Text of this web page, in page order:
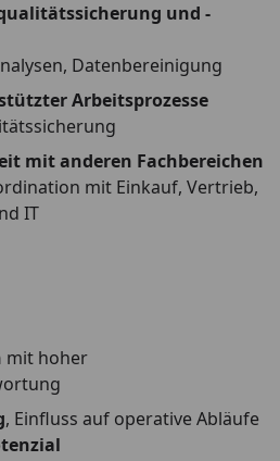
und -
Datenbereinigung
Arbeitsprozesse
mit anderen Fachbereichen
mit Einkauf, Vertrieb,
IT
mit hoher
, Einfluss auf operative Abläufe